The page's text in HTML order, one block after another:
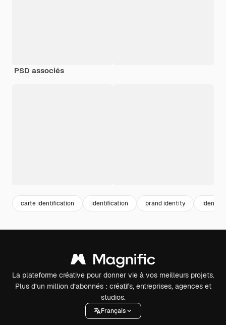
PSD associés
carte identification identification brand identity identity
La plateforme créative pour donner vie à vos meilleurs projets.
Plus d’un million d’abonnés : créatifs, entreprises, agences et
studios.
Français